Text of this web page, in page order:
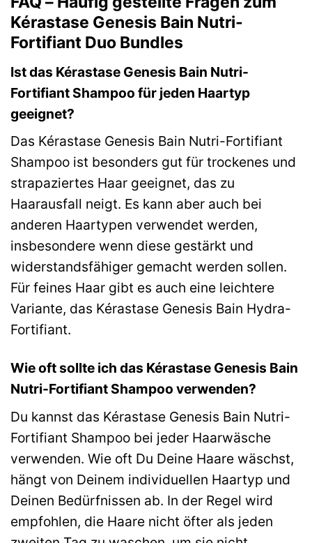
Kérastase Genesis Bain Nutri-
Fortifiant Duo Bundles
Ist das Kérastase Genesis Bain Nutri-
Fortifiant Shampoo für jeden Haartyp
geeignet?
Das Kérastase Genesis Bain Nutri-Fortifiant
Shampoo ist besonders gut für trockenes und
strapaziertes Haar geeignet, das zu
Haarausfall neigt. Es kann aber auch bei
anderen Haartypen verwendet werden,
insbesondere wenn diese gestärkt und
widerstandsfähiger gemacht werden sollen.
Für feines Haar gibt es auch eine leichtere
Variante, das Kérastase Genesis Bain Hydra-
Fortifiant.
Wie oft sollte ich das Kérastase Genesis Bain
Nutri-Fortifiant Shampoo verwenden?
Du kannst das Kérastase Genesis Bain Nutri-
Fortifiant Shampoo bei jeder Haarwäsche
verwenden. Wie oft Du Deine Haare wäschst,
hängt von Deinem individuellen Haartyp und
Deinen Bedürfnissen ab. In der Regel wird
empfohlen, die Haare nicht öfter als jeden